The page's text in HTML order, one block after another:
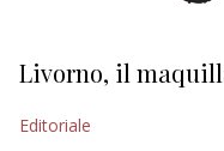
Livorno, il
Editoriale